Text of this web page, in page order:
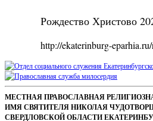
Рождество Христово
http://ekaterinburg-
Sidebar
Footer
МЕСТНАЯ ПРАВОСЛАВНАЯ
ИМЯ СВЯТИТЕЛЯ НИКОЛАЯ
СВЕРДЛОВСКОЙ ОБЛАСТИ